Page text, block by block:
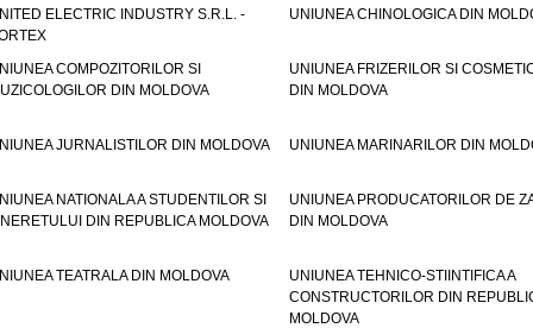
ELECTRIC INDUSTRY S.R.L. -
UNIUNEA CHINOLOGICA DIN
COMPOZITORILOR SI
DIN MOLDOVA
UNIUNEA FRIZERILOR SI
DIN MOLDOVA
JURNALISTILOR DIN MOLDOVA UNIUNEA MARINARILOR DIN
NATIONALA A STUDENTILOR SI
DIN REPUBLICA MOLDOVA
UNIUNEA PRODUCATORILOR DE
DIN MOLDOVA
TEATRALA DIN MOLDOVA
UNIUNEA TEHNICO-STIINTIFICA A
CONSTRUCTORILOR DIN
MOLDOVA